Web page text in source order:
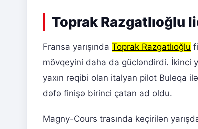
Toprak Razgatlıoğlu
Fransa yarışında Toprak Razgatlıoğlu
mövqeyini daha da gücləndirdi. İkinci
yaxın rəqibi olan italyan pilot Buleqa
dəfə finişə birinci çatan ad oldu.
Magny-Cours trasında keçirilən